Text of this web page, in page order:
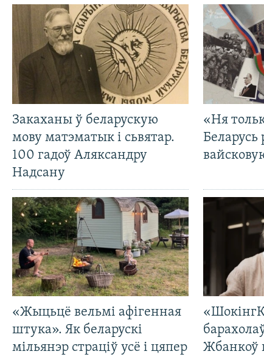
Закаханы ў беларускую
мову матэматык і сьвятар.
100 гадоў Аляксандру
Надсану
«Ня
Беларусь
«Жыцьцё вельмі афігенная
штука». Як беларускі
мільянэр страціў усё і цяпер
Жбанкоў